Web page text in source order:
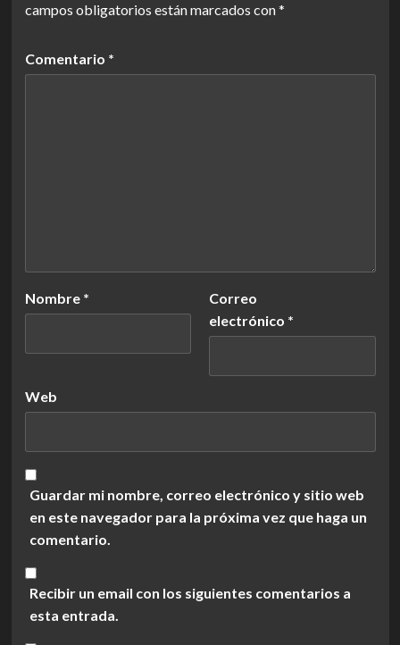
campos obligatorios están marcados con*
Comentario *
Nombre *
Correo
electrónico *
Web
Guardar mi nombre, correo electrónico y sitio web
en este navegador para la próxima vez que haga un
comentario.
Recibir un email con los siguientes comentarios a
esta entrada.